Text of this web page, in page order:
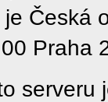
Česká
Praha